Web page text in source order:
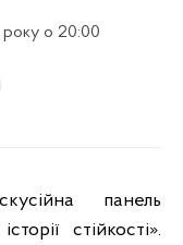
року о 20:00
стійкості».